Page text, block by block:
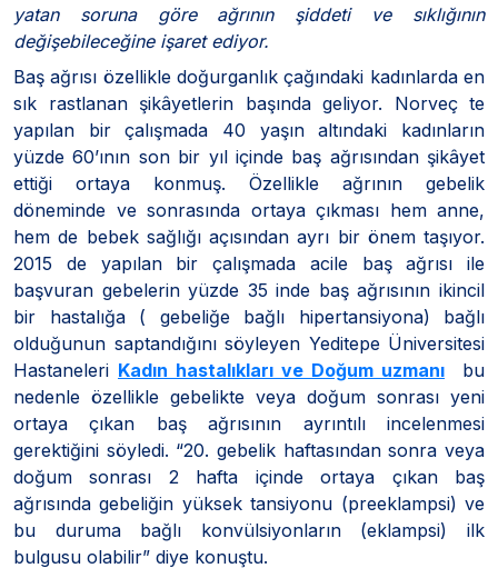
yatan soruna göre ağrının şiddeti ve sıklığının
değişebileceğine işaret ediyor.
Baş ağrısı özellikle doğurganlık çağındaki kadınlarda en
sık rastlanan şikâyetlerin başında geliyor. Norveç te
yapılan bir çalışmada 40 yaşın altındaki kadınların
yüzde 60’ının son bir yıl içinde baş ağrısından şikâyet
ettiği ortaya konmuş. Özellikle ağrının gebelik
döneminde ve sonrasında ortaya çıkması hem anne,
hem de bebek sağlığı açısından ayrı bir önem taşıyor.
2015 de yapılan bir çalışmada acile baş ağrısı ile
başvuran gebelerin yüzde 35 inde baş ağrısının ikincil
bir hastalığa ( gebeliğe bağlı hipertansiyona) bağlı
olduğunun saptandığını söyleyen Yeditepe Üniversitesi
Hastaneleri Kadın hastalıkları ve Doğum uzmanı bu
nedenle özellikle gebelikte veya doğum sonrası yeni
ortaya çıkan baş ağrısının ayrıntılı incelenmesi
gerektiğini söyledi. “20. gebelik haftasından sonra veya
doğum sonrası 2 hafta içinde ortaya çıkan baş
ağrısında gebeliğin yüksek tansiyonu (preeklampsi) ve
bu duruma bağlı konvülsiyonların (eklampsi) ilk
bulgusu olabilir” diye konuştu.